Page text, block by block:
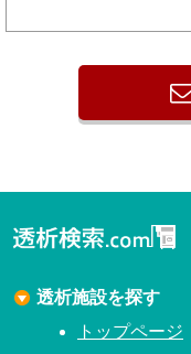
透析施設を探す
トップページ